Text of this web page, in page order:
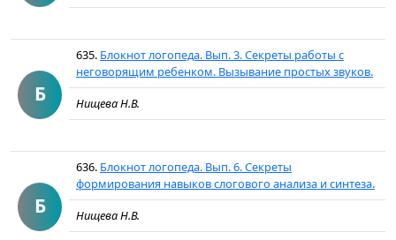
Б
635. Блокнот логопеда. Вып. 3. Секреты работы с
неговорящим ребенком. Вызывание простых звуков.
Нищева Н.В.
Б
636. Блокнот логопеда. Вып. 6. Секреты
формирования навыков слогового анализа и синтеза.
Нищева Н.В.